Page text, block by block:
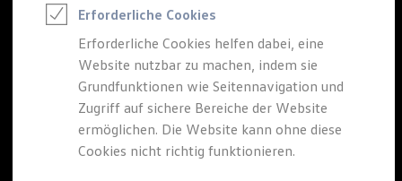
Elektroauto Leasing
Kleinwagen-Leasing
Leasing ohne Anzahlung
Finanzierung
Autokredit mit Schlussrate
Versicherungen und Garantien
Kfz-Versicherung
Restschuldversicherungen
Garantien
Echte
Gänsehautmomente
Von Fahrsicherheitstrainings über Drifts auf
blankem Eis bis hin zu Fahrten auf echten
Rennstrecken.
Erforderliche Cookies
Erforderliche Cookies helfen dabei, eine
Website nutzbar zu machen, indem sie
Grundfunktionen wie Seitennavigation und
Zugriff auf sichere Bereiche der Website
ermöglichen. Die Website kann ohne diese
Cookies nicht richtig funktionieren.